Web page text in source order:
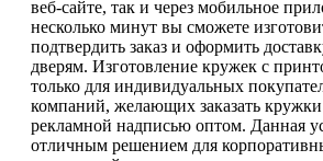
веб-сайте, так и через мобильное
несколько минут вы сможете
подтвердить заказ и оформить
дверям. Изготовление кружек с
только для индивидуальных
компаний, желающих заказать
рекламной надписью оптом. Данная
отличным решением для